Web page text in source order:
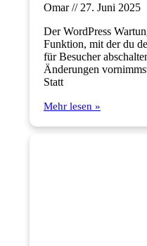
Omar
27. Juni 2025
Der WordPress
Funktion, mit der du
für Besucher
Änderungen
Statt
Mehr lesen »